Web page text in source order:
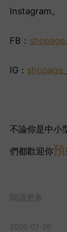
Instagram。
FB：
IG：
不論你是中小
們都歡迎你
閱讀更多
2026-07-26